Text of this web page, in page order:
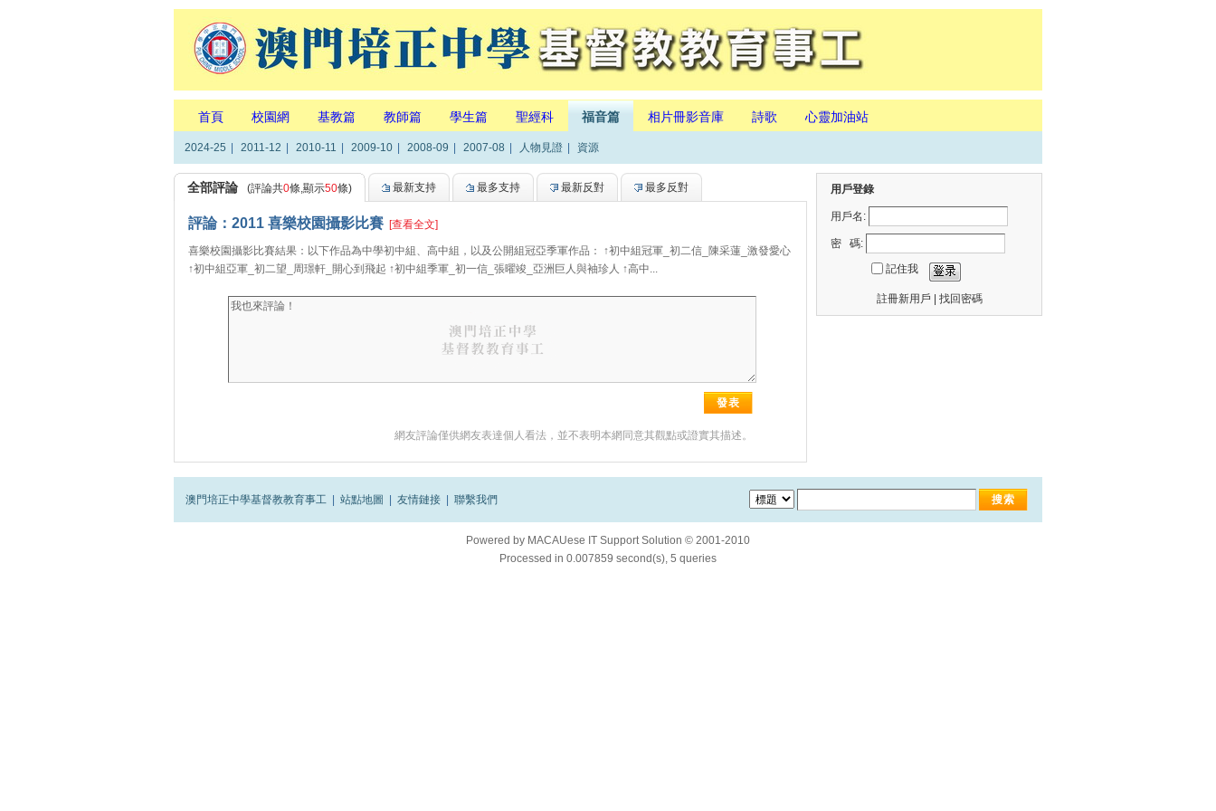
首頁 校園網 基教篇 教師篇 學生篇 聖經科 福音篇 相片冊影音庫 詩歌 心靈加油站
2024-25 2011-12 2010-11 2009-10 2008-09 2007-08 人物見證 資源
全部評論 (評論共0條,顯示50條) 最新支持 最多支持 最新反對 最多反對
評論：2011 喜樂校園攝影比賽 [查看全文]
喜樂校園攝影比賽結果：以下作品為中學初中組、高中組，以及公開組冠亞季軍作品： ↑初中組冠軍_初二信_陳采蓮_激發愛心
↑初中組亞軍_初二望_周璟軒_開心到飛起 ↑初中組季軍_初一信_張曜竣_亞洲巨人與袖珍人 ↑高中...
網友評論僅供網友表達個人看法，並不表明本網同意其觀點或證實其描述。
用戶登錄
用戶名:
密 碼:
記住我
註冊新用戶 找回密碼
澳門培正中學基督教教育事工 站點地圖 友情鏈接 聯繫我們
Powered by MACAUese IT Support Solution © 2001-2010
Processed in 0.007859 second(s), 5 queries